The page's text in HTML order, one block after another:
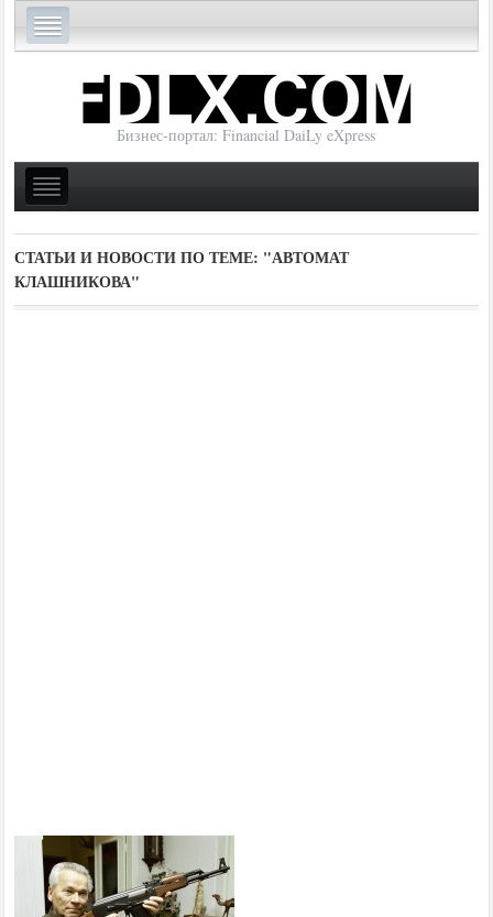
Бизнес-портал: Financial DaiLy eXpress
СТАТЬИ И НОВОСТИ ПО ТЕМЕ: "АВТОМАТ
КЛАШНИКОВА"